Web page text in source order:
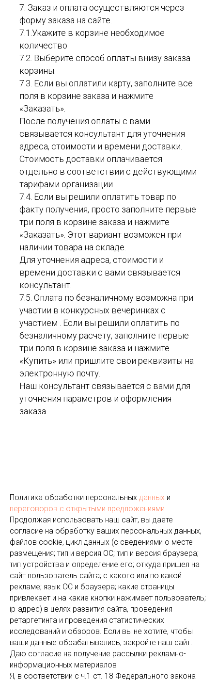
7. Заказ и оплата осуществляются через
форму заказа на сайте.
7.1.Укажите в корзине необходимое
количество
7.2. Выберите способ оплаты внизу заказа
корзины.
7.3. Если вы оплатили карту, заполните все
поля в корзине заказа и нажмите
«Заказать».
После получения оплаты с вами
связывается консультант для уточнения
адреса, стоимости и времени доставки.
Стоимость доставки оплачивается
отдельно в соответствии с действующими
тарифами организации.
7.4. Если вы решили оплатить товар по
факту получения, просто заполните первые
три поля в корзине заказа и нажмите
«Заказать». Этот вариант возможен при
наличии товара на складе.
Для уточнения адреса, стоимости и
времени доставки с вами связывается
консультант.
7.5. Оплата по безналичному возможна при
участии в конкурсных вечеринках с
участием . Если вы решили оплатить по
безналичному расчету, заполните первые
три поля в корзине заказа и нажмите
«Купить» или пришлите свои реквизиты на
электронную почту.
Наш консультант связывается с вами для
уточнения параметров и оформления
заказа.
Политика обработки персональных данных и
переговоров с открытыми предложениями.
Продолжая использовать наш сайт, вы даете
согласие на обработку ваших персональных данных,
файлов cookie, цикл данных (с сведениями о месте
размещения; тип и версия ОС; тип и версия браузера;
тип устройства и определение его; откуда пришел на
сайт пользователь сайта; с какого или по какой
рекламе; язык ОС и браузера; какие страницы
привлекает и на какие кнопки нажимает пользователь;
ip-адрес) в целях развития сайта, проведения
ретаргетинга и проведения статистических
исследований и обзоров. Если вы не хотите, чтобы
ваши данные обрабатывались, закройте наш сайт.
Даю согласие на получение рассылки рекламно-
информационных материалов
Я, в соответствии с ч.1 ст. 18 Федерального закона